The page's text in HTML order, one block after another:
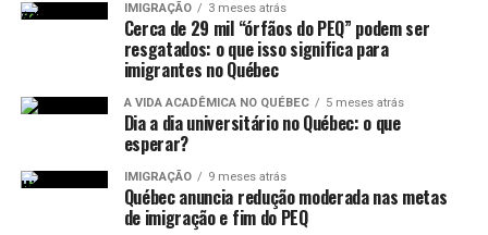
IMIGRAÇÃO 3 meses atrás
Cerca de 29 mil “órfãos do PEQ” podem ser
resgatados: o que isso significa para
imigrantes no Québec
A VIDA ACADÊMICA NO QUÉBEC 5 meses atrás
Dia a dia universitário no Québec: o que
esperar?
IMIGRAÇÃO 9 meses atrás
Québec anuncia redução moderada nas metas
de imigração e fim do PEQ